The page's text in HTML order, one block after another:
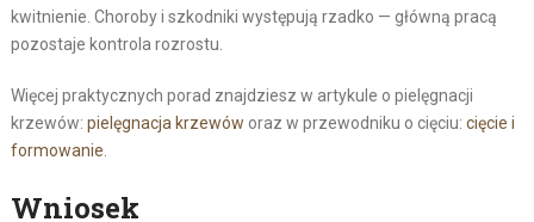
kwitnienie. Choroby i szkodniki występują rzadko — główną pracą
pozostaje kontrola rozrostu.
Więcej praktycznych porad znajdziesz w artykule o pielęgnacji
krzewów: pielęgnacja krzewów oraz w przewodniku o cięciu: cięcie i
formowanie
Wniosek